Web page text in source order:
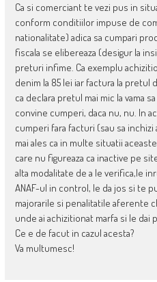
Ca si comerciant te vezi pus in
conform conditiilor impuse de
nationalitate) adica sa cumpari
fiscala se elibereaza (desigur la
preturi infime. Ca exemplu
denim la 85 lei iar factura la pretul
ca declara pretul mai mic la vama
convine cumperi, daca nu, nu. In
cumperi fara facturi (sau sa inchizi
mai ales ca in multe situatii
care nu figureaza ca inactive pe
alta modalitate de a le verifica,le
ANAF-ul in control, le da jos si te
majorarile si penalitatile aferente
unde ai achizitionat marfa si le dai
Ce e de facut in cazul acesta?
Va multumesc!